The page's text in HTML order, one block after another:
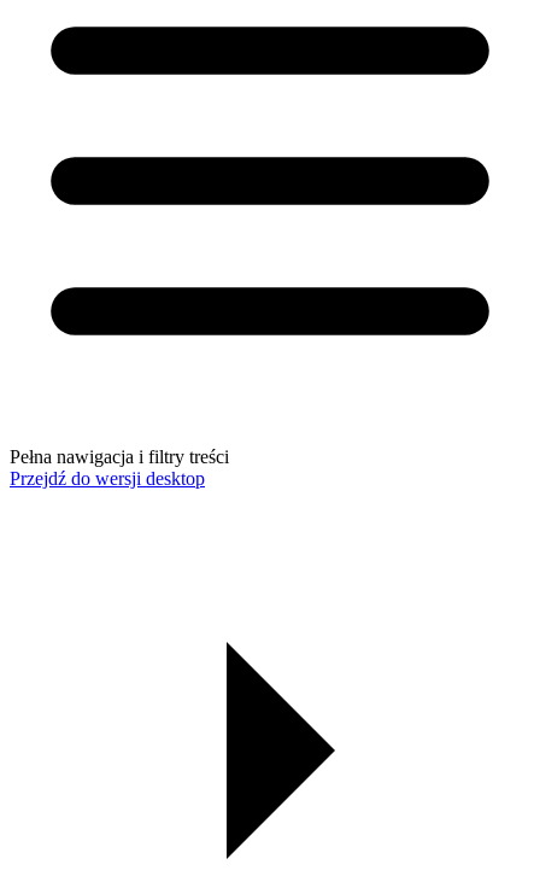
Pełna nawigacja i filtry treści
Przejdź do wersji desktop